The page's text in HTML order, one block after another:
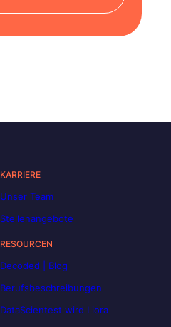
KARRIERE
Unser Team
Stellenangebote
RESOURCEN
Decoded | Blog
Berufsbeschreibungen
DataScientest wird Liora